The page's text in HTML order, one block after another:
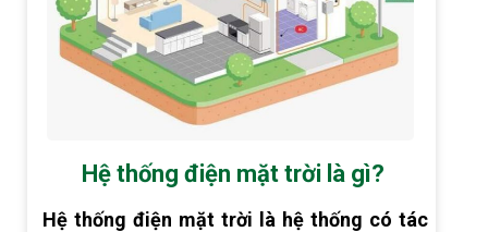
Hệ thống điện mặt trời là gì?
Hệ thống điện mặt trời là hệ thống có tác